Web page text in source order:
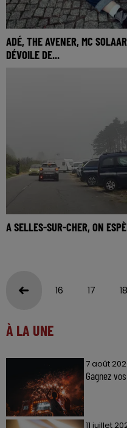
ADÉ, THE AVENER, MC
DÉVOILE DE...
A SELLES-SUR-CHER, ON
16 17 18
À LA UNE
7 août
Gagnez
11 juillet